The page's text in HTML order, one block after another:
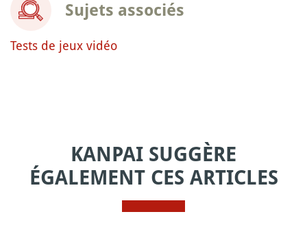
Sujets associés
Tests de jeux vidéo
KANPAI SUGGÈRE
ÉGALEMENT CES ARTICLES